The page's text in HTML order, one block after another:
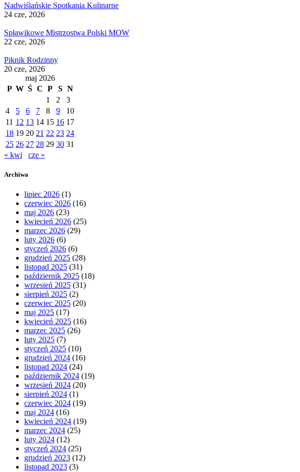
Nadwiślańskie Spotkania Kulinarne
24 cze, 2026
Spławikowe Mistrzostwa Polski MOW
22 cze, 2026
Piknik Rodzinny
20 cze, 2026
maj 2026
P W Ś C P S N
1
2
3
4
5 6 7 8 9
10
11 12 13 14 15 16 17
18 19 20 21 22 23 24
25 26 27 28 29 30 31
« kwi
cze »
Archiwa
lipiec 2026 (1)
czerwiec 2026 (16)
maj 2026 (23)
kwiecień 2026 (25)
marzec 2026 (29)
luty 2026 (6)
styczeń 2026 (6)
grudzień 2025 (28)
listopad 2025 (31)
październik 2025 (18)
wrzesień 2025 (31)
sierpień 2025 (2)
czerwiec 2025 (20)
maj 2025 (17)
kwiecień 2025 (16)
marzec 2025 (26)
luty 2025 (7)
styczeń 2025 (10)
grudzień 2024 (16)
listopad 2024 (24)
październik 2024 (19)
wrzesień 2024 (20)
sierpień 2024 (1)
czerwiec 2024 (19)
maj 2024 (16)
kwiecień 2024 (19)
marzec 2024 (25)
luty 2024 (12)
styczeń 2024 (25)
grudzień 2023 (12)
listopad 2023 (3)